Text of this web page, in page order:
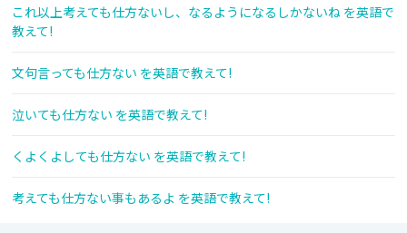
これ以上考えても仕方ないし、なるようになるしかないね を英語で
教えて!
文句言っても仕方ない を英語で教えて!
泣いても仕方ない を英語で教えて!
くよくよしても仕方ない を英語で教えて!
考えても仕方ない事もあるよ を英語で教えて!